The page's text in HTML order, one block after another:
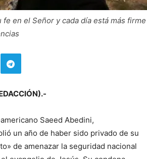
en el Señor y cada día está más firme
Saeed Abedini,
un año de haber sido privado de su
de amenazar la seguridad nacional